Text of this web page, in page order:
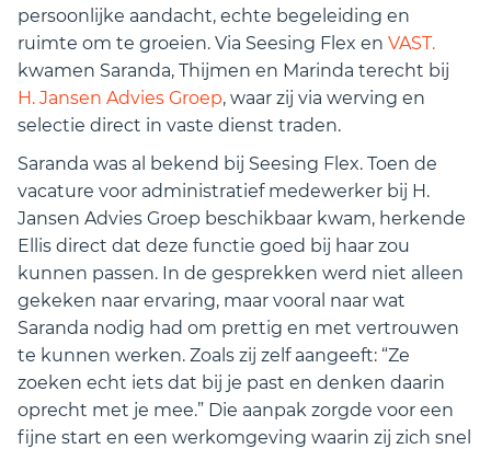
persoonlijke aandacht, echte begeleiding en
ruimte om te groeien. Via Seesing Flex en VAST.
kwamen Saranda, Thijmen en Marinda terecht bij
H. Jansen Advies Groep, waar zij via werving en
selectie direct in vaste dienst traden.
Saranda was al bekend bij Seesing Flex. Toen de
vacature voor administratief medewerker bij H.
Jansen Advies Groep beschikbaar kwam, herkende
Ellis direct dat deze functie goed bij haar zou
kunnen passen. In de gesprekken werd niet alleen
gekeken naar ervaring, maar vooral naar wat
Saranda nodig had om prettig en met vertrouwen
te kunnen werken. Zoals zij zelf aangeeft: “Ze
zoeken echt iets dat bij je past en denken daarin
oprecht met je mee.” Die aanpak zorgde voor een
fijne start en een werkomgeving waarin zij zich snel